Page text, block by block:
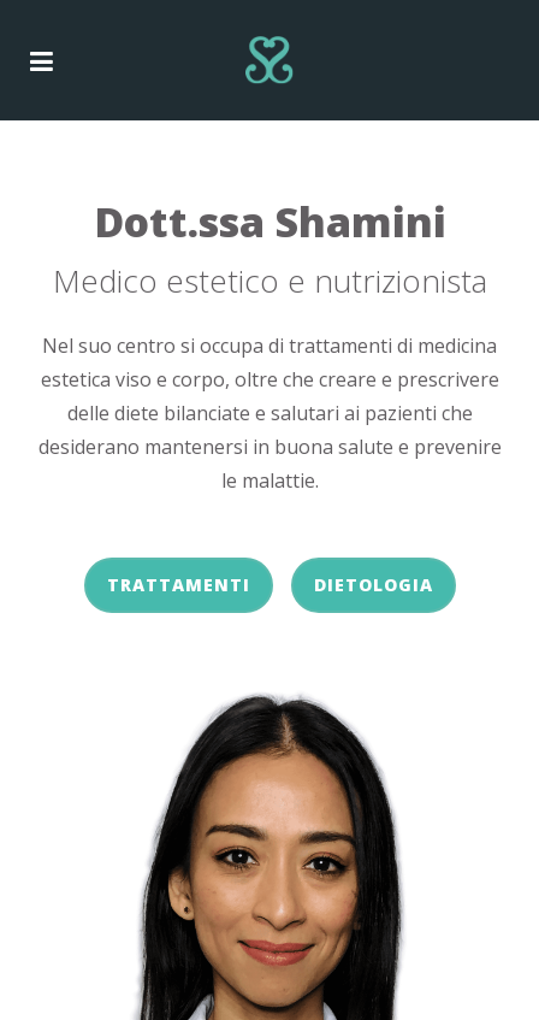
Dott.ssa Shamini
Medico estetico e nutrizionista
Nel suo centro si occupa di trattamenti di medicina
estetica viso e corpo, oltre che creare e prescrivere
delle diete bilanciate e salutari ai pazienti che
desiderano mantenersi in buona salute e prevenire
le malattie.
TRATTAMENTI DIETOLOGIA